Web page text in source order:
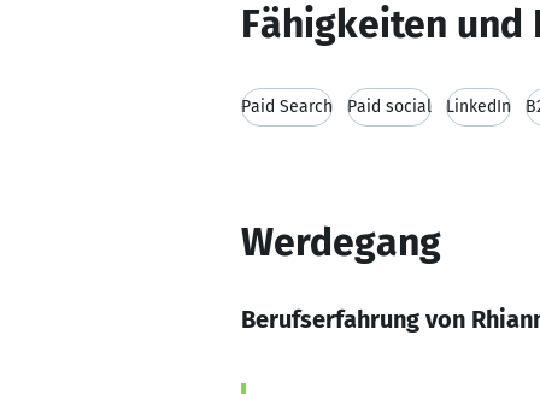
Fähigkeiten und
Paid Search Paid social LinkedIn
Werdegang
Berufserfahrung von